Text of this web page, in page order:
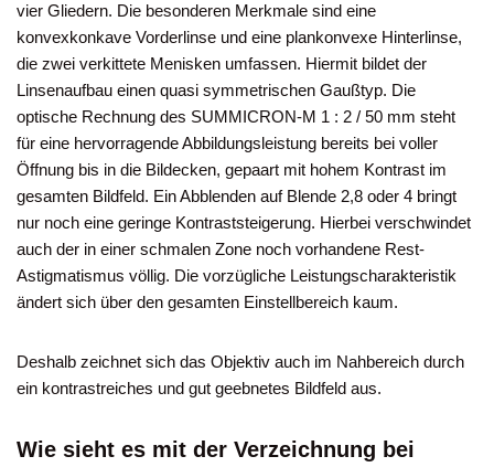
vier Gliedern. Die besonderen Merkmale sind eine
konvexkonkave Vorderlinse und eine plankonvexe Hinterlinse,
die zwei verkittete Menisken umfassen. Hiermit bildet der
Linsenaufbau einen quasi symmetrischen Gaußtyp. Die
optische Rechnung des SUMMICRON-M 1 : 2 / 50 mm steht
für eine hervorragende Abbildungsleistung bereits bei voller
Öffnung bis in die Bildecken, gepaart mit hohem Kontrast im
gesamten Bildfeld. Ein Abblenden auf Blende 2,8 oder 4 bringt
nur noch eine geringe Kontraststeigerung. Hierbei verschwindet
auch der in einer schmalen Zone noch vorhandene Rest-
Astigmatismus völlig. Die vorzügliche Leistungscharakteristik
ändert sich über den gesamten Einstellbereich kaum.
Deshalb zeichnet sich das Objektiv auch im Nahbereich durch
ein kontrastreiches und gut geebnetes Bildfeld aus.
Wie sieht es mit der Verzeichnung bei